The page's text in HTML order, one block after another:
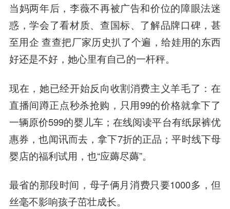
当妈两年后，李薇不再被广告和价位的障眼法迷
惑，学会了看材质、查国标、了解品牌口碑，甚
至用企 查查把厂家历史扒了个遍，给娃用的东西
好还是不好，她心里有自己的一杆秤。
现在，她已经开始反向收割消费主义羊毛了：在
直播间蹲正点秒杀抢购，只用99的价格就拿下了
一辆原价599的婴儿车；在线阅读平台有纸尿裤优
惠券，也闻讯而去，拿下7折的正品；平时线下母
婴店的福利试用，也“应薅尽薅”。
最省的那段时间，母子俩月消费只要1000多，但
丝毫不影响孩子茁壮成长。